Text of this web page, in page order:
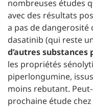
nombreuses études
avec des résultats
a pas de dangerosité
dasatinib (qui reste
d’autres
les propriétés
piperlongumine,
moins rebutant.
prochaine étude chez